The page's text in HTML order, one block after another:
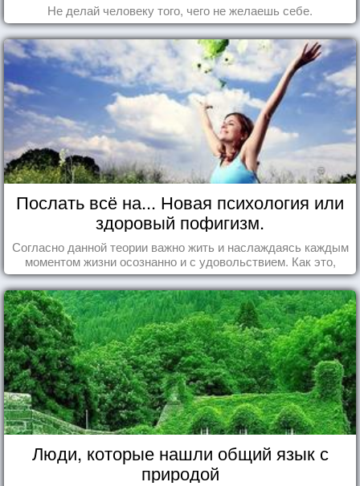
Не делай человеку того, чего не желаешь себе.
Послать всё на... Новая психология или
здоровый пофигизм.
Согласно данной теории важно жить и наслаждаясь каждым
моментом жизни осознанно и с удовольствием. Как это,
попробуем разобраться на реальных примерах.
Люди, которые нашли общий язык с
природой